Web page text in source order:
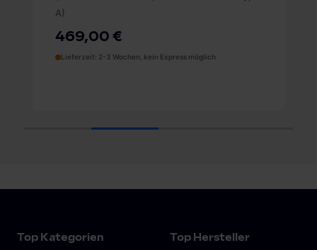
weiteren Daten zusammen, die du ihnen bereitgestellt
gesammelt haben. Weitere Informationen findest du in
unsererDatenschutzerklärungund unserem
A)
469,00 €
Lieferzeit: 2-3 Wochen, kein Express möglich